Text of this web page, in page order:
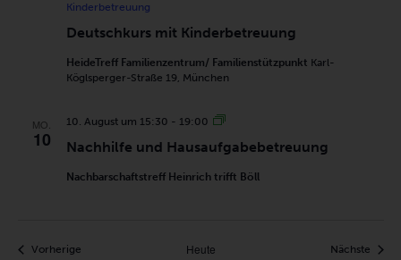
Deutschkurs mit Kinderbetreuung
Kinderbetreuung
HeideTreff Familienzentrum/ Familienstützpunkt Karl-
Köglsperger-Straße 19, München
MO.
10 Nachhilfe und Hausaufgabebetreuung
10. August um 15:30 - 19:00
Nachhilfe
Hausaufgabebetreuung
Nachbarschaftstreff Heinrich trifft Böll
VorherigeVeranstaltungen Heute Nächste